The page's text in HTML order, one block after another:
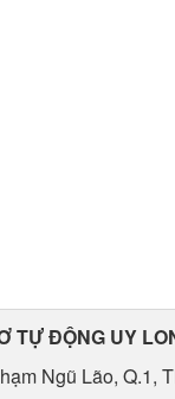
TỰ ĐỘNG UY
Ngũ Lão, Q.1,